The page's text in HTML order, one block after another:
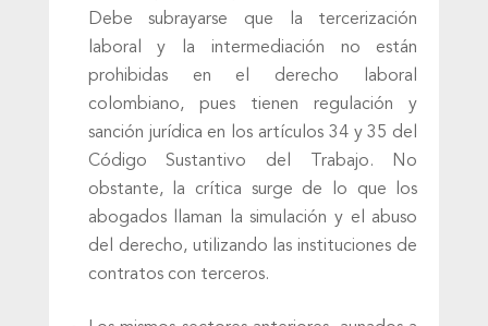
Debe subrayarse que la tercerización
laboral y la intermediación no están
prohibidas en el derecho laboral
colombiano, pues tienen regulación y
sanción jurídica en los artículos 34 y 35 del
Código Sustantivo del Trabajo. No
obstante, la crítica surge de lo que los
abogados llaman la simulación y el abuso
del derecho, utilizando las instituciones de
contratos con terceros.